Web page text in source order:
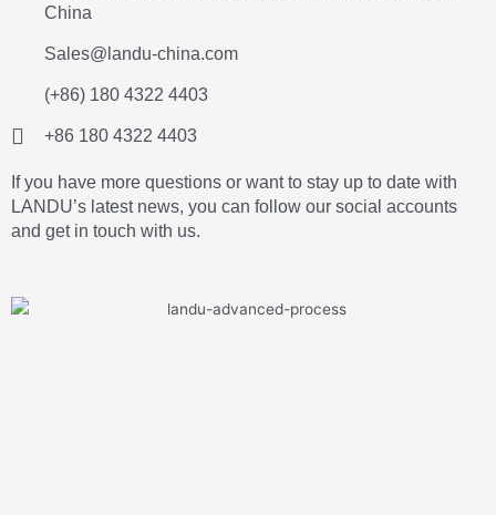
China
Sales@landu-china.com
(+86) 180 4322 4403
+86 180 4322 4403
If you have more questions or want to stay up to date with
LANDU’s latest news, you can follow our social accounts
and get in touch with us.